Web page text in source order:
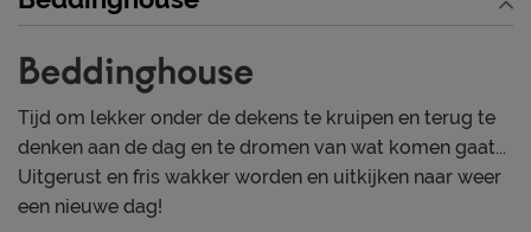
Tijd om lekker onder de dekens te kruipen en terug te
denken aan de dag en te dromen van wat komen gaat...
Uitgerust en fris wakker worden en uitkijken naar weer
een nieuwe dag!